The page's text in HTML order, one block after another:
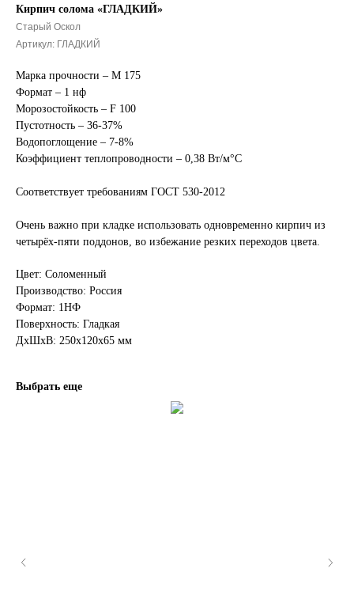
Кирпич солома «ГЛАДКИЙ»
Старый Оскол
Артикул: ГЛАДКИЙ
Марка прочности – М 175
Формат – 1 нф
Морозостойкость – F 100
Пустотность – 36-37%
Водопоглощение – 7-8%
Коэффициент теплопроводности – 0,38 Вт/м°С
Соответствует требованиям ГОСТ 530-2012
Очень важно при кладке использовать одновременно кирпич из
четырёх-пяти поддонов, во избежание резких переходов цвета.
Цвет: Соломенный
Производство: Россия
Формат: 1НФ
Поверхность: Гладкая
ДxШxВ: 250x120x65 мм
Выбрать еще